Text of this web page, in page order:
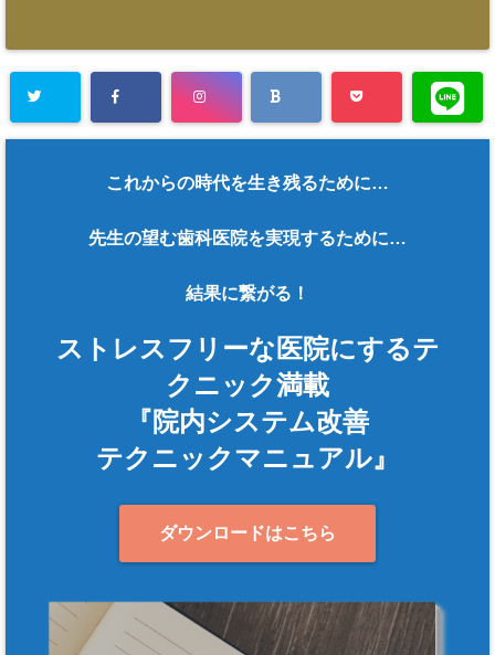
これからの時代を生き残るために…
先生の望む歯科医院を実現するために…
結果に繋がる！
ストレスフリーな医院にするテ
クニック満載
『院内システム改善
テクニックマニュアル』
ダウンロードはこちら